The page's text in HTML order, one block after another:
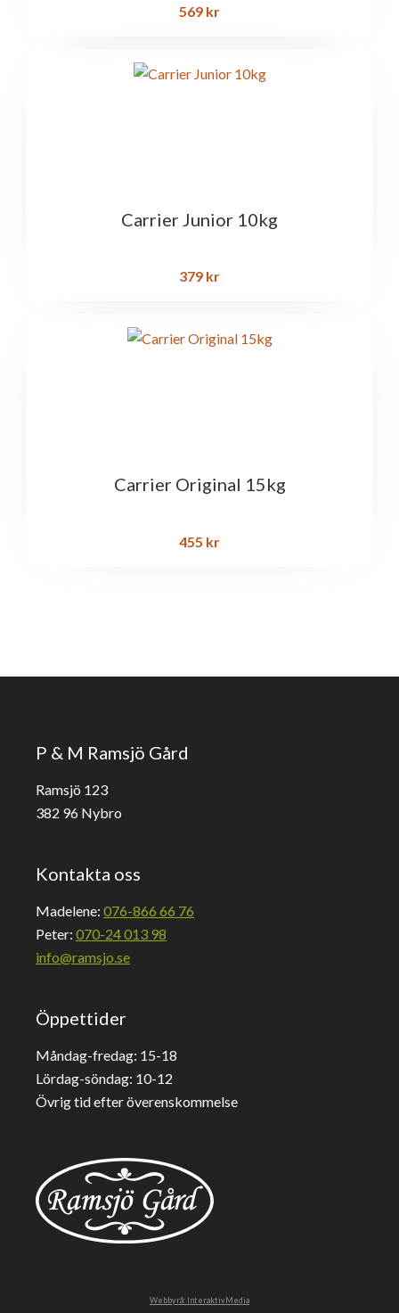
569 kr
Carrier Junior 10kg
379 kr
Carrier Original 15kg
455 kr
P & M Ramsjö Gård
Ramsjö 123
382 96 Nybro
Kontakta oss
Madelene: 076-866 66 76
Peter: 070-24 013 98
info@ramsjo.se
Öppettider
Måndag-fredag: 15-18
Lördag-söndag: 10-12
Övrig tid efter överenskommelse
Webbyrå: InteraktivMedia